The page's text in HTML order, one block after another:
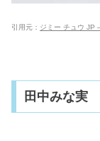
引用元： ジミー チュウ JP
田中みな実